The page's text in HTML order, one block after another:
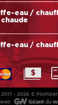
eau /
chaude
eau /
- 2026 ©